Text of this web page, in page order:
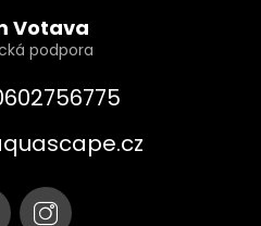
Votava